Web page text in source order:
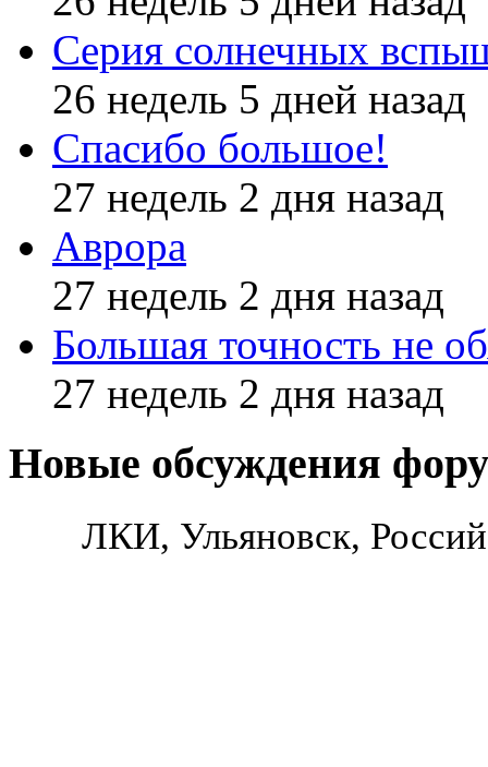
Серия солнечных
26 недель 5 дней назад
Спасибо большое!
27 недель 2 дня назад
Аврора
27 недель 2 дня назад
Большая точность не
27 недель 2 дня назад
Новые обсуждения
ЛКИ, Ульяновск,